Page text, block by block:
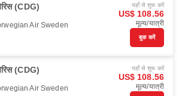
(CDG)
Air Sweden
यहाँ से शुरू करें
US$ 108.56
मूल्य/यात्री
बुक करें
(CDG)
Air Sweden
यहाँ से शुरू करें
US$ 108.56
मूल्य/यात्री